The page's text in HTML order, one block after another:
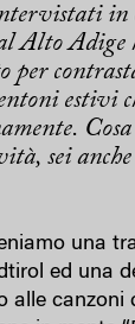
in
Alto Adige
per
estivi
sei
una
ed una
canzoni